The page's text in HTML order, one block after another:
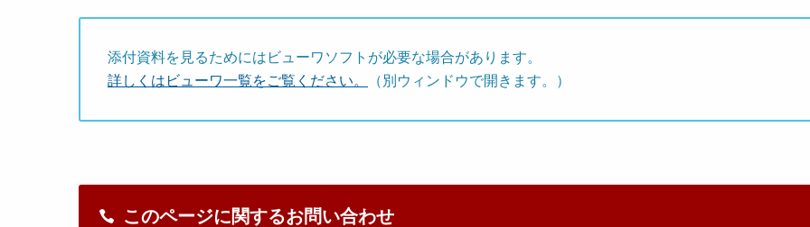
添付資料を見るためにはビューワソフトが必要な場合があります。
詳しくはビューワ一覧をご覧ください。
（別ウィンドウで開きます。）
このページに関するお問い合わせ